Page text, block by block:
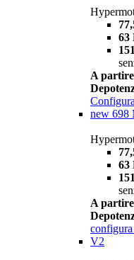
63
A
Configura
new 698
63
A
configura
V2